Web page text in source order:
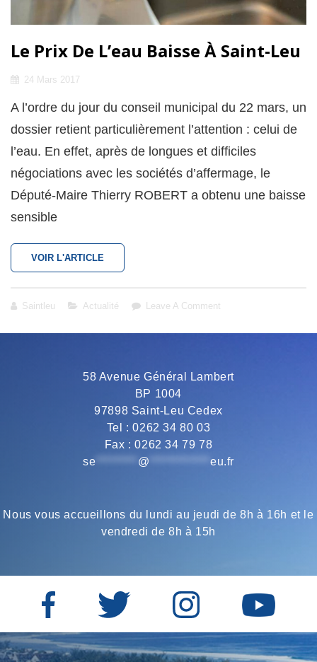
Le Prix De L’eau Baisse À Saint-Leu
Posted
24 Mars 2017
A l’ordre du jour du conseil municipal du 22 mars, un
dossier retient particulièrement l’attention : celui de
l’eau. En effet, après de longues et difficiles
négociations avec les sociétés d’affermage, le
Député-Maire Thierry ROBERT a obtenu une baisse
sensible
VOIR L'ARTICLE
PRIX
BAISSE
Saintleu
Cat
Actualité Leave A Comment
58 Avenue Général Lambert
BP 1004
97898 Saint-Leu Cedex
Tel : 0262 34 80 03
Fax : 0262 34 79 78
se
@ *************eu.fr
Nous vous accueillons du lundi au jeudi de 8h à 16h et le
vendredi de 8h à 15h